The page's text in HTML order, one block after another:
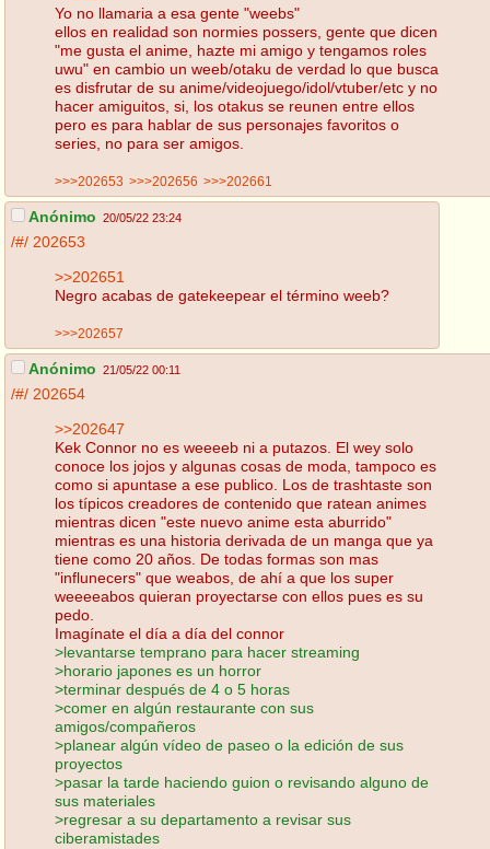
Yo no llamaria a esa gente "weebs"
ellos en realidad son normies possers, gente que dicen
"me gusta el anime, hazte mi amigo y tengamos roles
uwu" en cambio un weeb/otaku de verdad lo que busca
es disfrutar de su anime/videojuego/idol/vtuber/etc y no
hacer amiguitos, si, los otakus se reunen entre ellos
pero es para hablar de sus personajes favoritos o
series, no para ser amigos.
>>>202653 >>>202656 >>>202661
Anónimo 20/05/22 23:24
/#/ 202653
>>202651
Negro acabas de gatekeepear el término weeb?
>>>202657
Anónimo 21/05/22 00:11
/#/ 202654
>>202647
Kek Connor no es weeeeb ni a putazos. El wey solo
conoce los jojos y algunas cosas de moda, tampoco es
como si apuntase a ese publico. Los de trashtaste son
los típicos creadores de contenido que ratean animes
mientras dicen "este nuevo anime esta aburrido"
mientras es una historia derivada de un manga que ya
tiene como 20 años. De todas formas son mas
"influnecers" que weabos, de ahí a que los super
weeeeabos quieran proyectarse con ellos pues es su
pedo.
Imagínate el día a día del connor
>levantarse temprano para hacer streaming
>horario japones es un horror
>terminar después de 4 o 5 horas
>comer en algún restaurante con sus
amigos/compañeros
>planear algún vídeo de paseo o la edición de sus
proyectos
>pasar la tarde haciendo guion o revisando alguno de
sus materiales
>regresar a su departamento a revisar sus
ciberamistades